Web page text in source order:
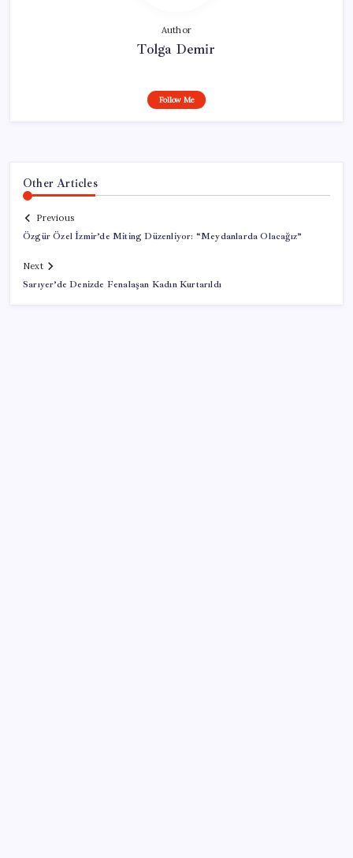
Author
Tolga Demir
Follow Me
Other Articles
Previous
Özgür Özel İzmir’de Miting Düzenliyor: “Meydanlarda Olacağız”
Next
Sarıyer’de Denizde Fenalaşan Kadın Kurtarıldı